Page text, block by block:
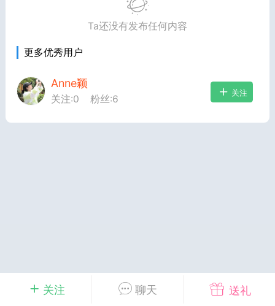
0
词（附解析）
60篇外刊阅读搞定上海高
考必备核心词（附解析）
关注 聊天 送礼
Ta还没有发布任何内容
更多优秀用户
Anne颖
关注:0 粉丝:6
关注